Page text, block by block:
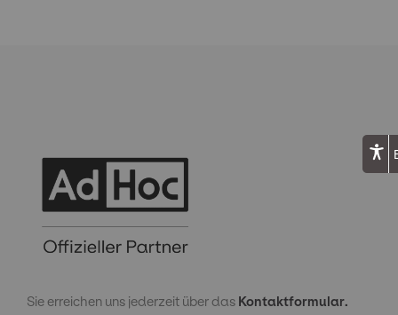
Sie erreichen uns jederzeit über das Kontaktformular.